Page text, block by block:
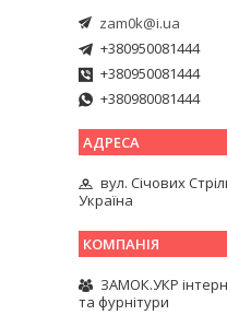
zam0k@i.ua
+380950081444
+380950081444
+380980081444
вул. Січових
Україна
ЗАМОК.УКР
та фурнітури